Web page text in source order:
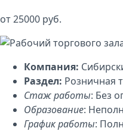
от 25000 руб.
Компания:
Раздел: Розничная
Стаж работы: Без
Образование:
График работы: